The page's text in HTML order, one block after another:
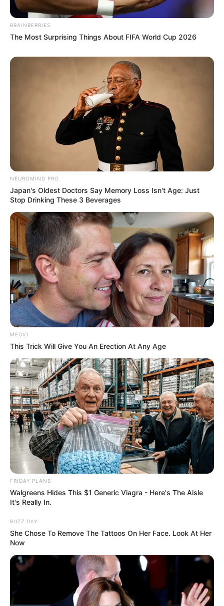
BRAINBERRIES
The Most Surprising Things About FIFA World Cup 2026
NEUROMIND PRO
Japan's Oldest Doctors Say Memory Loss Isn't Age: Just
Stop Drinking These 3 Beverages
MEDVI
This Trick Will Give You An Erection At Any Age
FRIDAY PLANS
Walgreens Hides This $1 Generic Viagra - Here's The Aisle
It's Really In.
BUZZ DAY
She Chose To Remove The Tattoos On Her Face. Look At Her
Now